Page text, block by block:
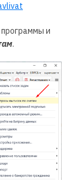
программы и
.